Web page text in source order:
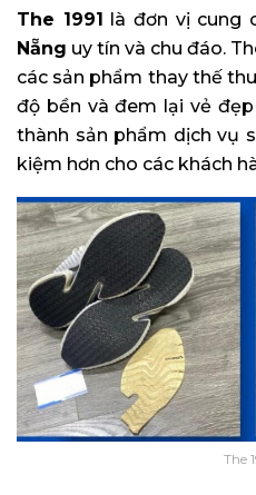
The 1991 là đơn vị cung
Nẵng uy tín và chu đáo.
các sản phẩm thay thế
độ bền và đem lại vẻ
thành sản phẩm dịch vụ
kiệm hơn cho các khách
The